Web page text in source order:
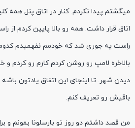
میگشتم پیدا نکردم. کنار در اتاق پنل همه
اتاق قرار داشت. همه رو بالا پایین کردم
راست یه جوری شد که خودمم نفهمیدم کدوم
بالاخره لامپ رو روشن کردم کارم رو کردم و
دیدن شهر. تا اینجای این اتفاق یادتون
باقیش رو تعریف کنم.
من قصد داشتم دو روز تو بارسلونا بمونم و